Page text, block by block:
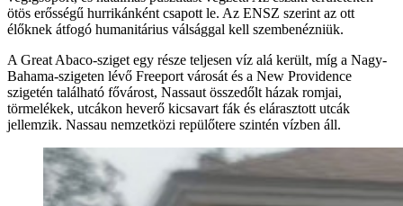
ötös erősségű hurrikánként csapott le. Az ENSZ szerint az ott
élőknek átfogó humanitárius válsággal kell szembenézniük.
A Great Abaco-sziget egy része teljesen víz alá került, míg a Nagy-
Bahama-szigeten lévő Freeport városát és a New Providence
szigetén található fővárost, Nassaut összedőlt házak romjai,
törmelékek, utcákon heverő kicsavart fák és elárasztott utcák
jellemzik. Nassau nemzetközi repülőtere szintén vízben áll.